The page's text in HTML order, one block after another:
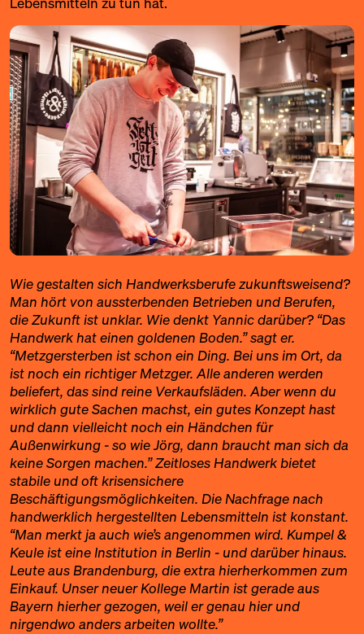
Wie gestalten sich Handwerksberufe zukunftsweisend?
Man hört von aussterbenden Betrieben und Berufen,
die Zukunft ist unklar. Wie denkt Yannic darüber? “Das
Handwerk hat einen goldenen Boden.” sagt er.
“Metzgersterben ist schon ein Ding. Bei uns im Ort, da
ist noch ein richtiger Metzger. Alle anderen werden
beliefert, das sind reine Verkaufsläden. Aber wenn du
wirklich gute Sachen machst, ein gutes Konzept hast
und dann vielleicht noch ein Händchen für
Außenwirkung - so wie Jörg, dann braucht man sich da
keine Sorgen machen.” Zeitloses Handwerk bietet
stabile und oft krisensichere
Beschäftigungsmöglichkeiten. Die Nachfrage nach
handwerklich hergestellten Lebensmitteln ist konstant.
“Man merkt ja auch wie’s angenommen wird. Kumpel &
Keule ist eine Institution in Berlin - und darüber hinaus.
Leute aus Brandenburg, die extra hierherkommen zum
Einkauf. Unser neuer Kollege Martin ist gerade aus
Bayern hierher gezogen, weil er genau hier und
nirgendwo anders arbeiten wollte.”